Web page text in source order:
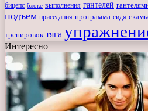
бицепс блоке выполнения гантелей
подъем приседания программа сидя
тренировок тяга
Интересно